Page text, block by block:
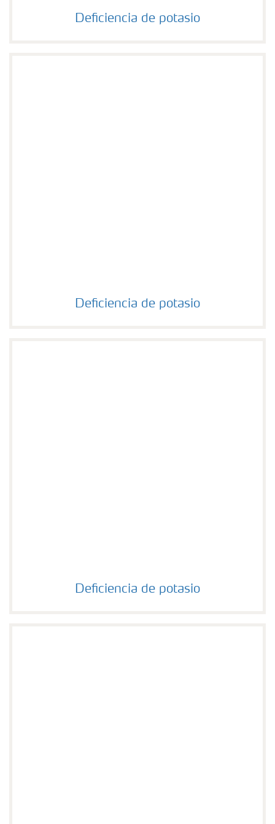
Deficiencia de potasio
Deficiencia de potasio
Deficiencia de potasio
Deficiencia de potasio
Deficiencia de potasio
Deficiencia de potasio